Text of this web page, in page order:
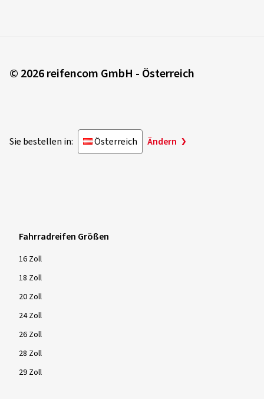
© 2026 reifencom GmbH - Österreich
Sie bestellen in: Österreich Ändern
Fahrradreifen Größen
16 Zoll
18 Zoll
20 Zoll
24 Zoll
26 Zoll
28 Zoll
29 Zoll